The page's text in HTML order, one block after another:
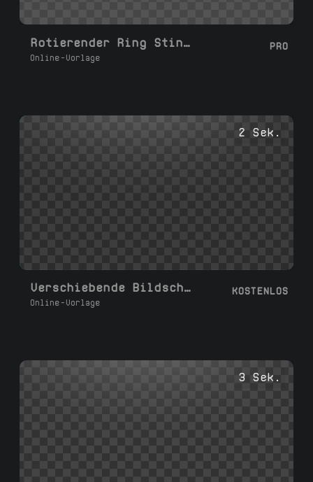
Rotierender Ring Stinger
Online-Vorlage
PRO
2 Sek.
Verschiebende Bildschirm-Panels-Transition
Online-Vorlage
KOSTENLOS
3 Sek.